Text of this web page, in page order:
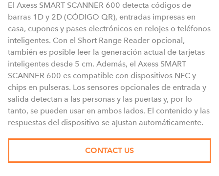
El Axess SMART SCANNER 600 detecta códigos de
barras 1D y 2D (CÓDIGO QR), entradas impresas en
casa, cupones y pases electrónicos en relojes o teléfonos
inteligentes. Con el Short Range Reader opcional,
también es posible leer la generación actual de tarjetas
inteligentes desde 5 cm. Además, el Axess SMART
SCANNER 600 es compatible con dispositivos NFC y
chips en pulseras. Los sensores opcionales de entrada y
salida detectan a las personas y las puertas y, por lo
tanto, se pueden usar en ambos lados. El contenido y las
respuestas del dispositivo se ajustan automáticamente.
CONTACT US